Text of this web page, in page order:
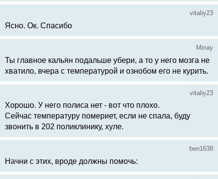
vitaliy23
Ясно. Ок. Спасибо
Minay
Ты главное кальян подальше убери, а то у него мозга не
хватило, вчера с температурой и ознобом его не курить.
vitaliy23
Хорошо. У него полиса нет - вот что плохо.
Сейчас температуру помериет, если не спала, буду
звонить в 202 поликлинику, хуле.
ben1638
Начни с этих, вроде должны помочь: